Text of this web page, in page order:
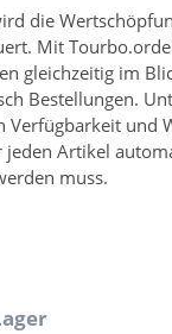
die
Mit
gleichzeitig im
Bestellungen.
Verfügbarkeit und
Artikel
muss.